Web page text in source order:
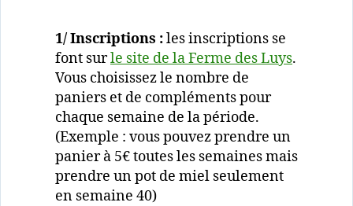
1/ Inscriptions :les inscriptions se
font surle site de la Ferme des Luys.
Vous choisissez le nombre de
paniers et de compléments pour
chaque semaine de la période.
(Exemple : vous pouvez prendre un
panier à 5€ toutes les semaines mais
prendre un pot de miel seulement
en semaine 40)